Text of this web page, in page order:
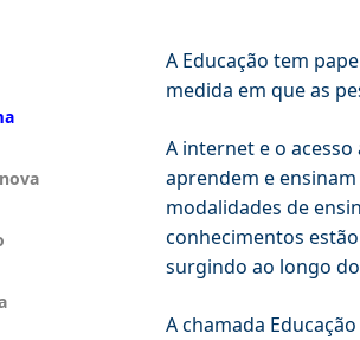
A Educação tem
medida em que as
A internet e o
aprendem e
modalidades de
conhecimentos
surgindo ao longo
A chamada